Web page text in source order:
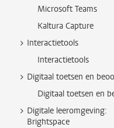
Microsoft Teams
Kaltura Capture
Interactietools
Interactietools
Digitaal toetsen en
Digitaal toetsen en
Digitale leeromgeving:
Brightspace